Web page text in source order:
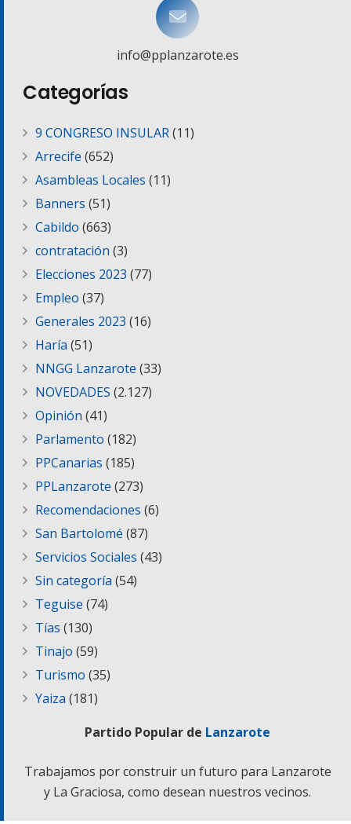
info@pplanzarote.es
Categorías
9 CONGRESO INSULAR(11)
Arrecife (652)
Asambleas Locales (11)
Banners (51)
Cabildo (663)
contratación (3)
Elecciones 2023 (77)
Empleo (37)
Generales 2023 (16)
Haría (51)
NNGG Lanzarote (33)
NOVEDADES (2.127)
Opinión (41)
Parlamento (182)
PPCanarias (185)
PPLanzarote (273)
Recomendaciones (6)
San Bartolomé (87)
Servicios Sociales (43)
Sin categoría (54)
Teguise (74)
Tías (130)
Tinajo (59)
Turismo (35)
Yaiza (181)
Partido Popular de Lanzarote
Trabajamos por construir un futuro para Lanzarote
y La Graciosa, como desean nuestros vecinos.